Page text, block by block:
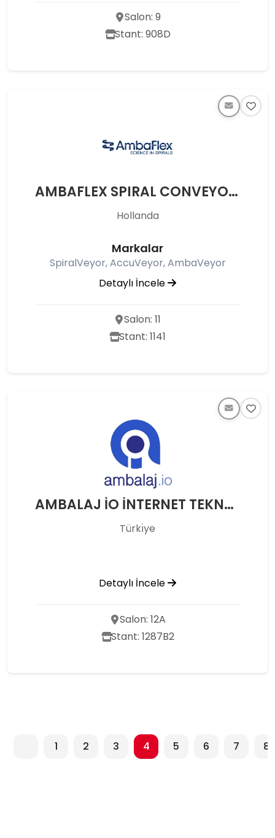
Salon: 9
Stant: 908D
AMBAFLEX SPIRAL CONVEYORS SOLUTIONS B.V.
Hollanda
Markalar
SpiralVeyor, AccuVeyor, AmbaVeyor
Detaylı İncele
Salon: 11
Stant: 1141
AMBALAJ İO İNTERNET TEKNOLOJİLERİ BİLİŞİM HİZM. TİC. LTD. ŞTİ.
Türkı̇ye
Detaylı İncele
Salon: 12A
Stant: 1287B2
1 2 3 4 5 6 7 8